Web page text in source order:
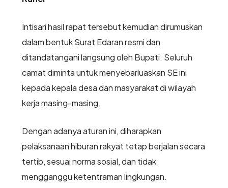
Intisari hasil rapat tersebut kemudian dirumuskan
dalam bentuk Surat Edaran resmi dan
ditandatangani langsung oleh Bupati. Seluruh
camat diminta untuk menyebarluaskan SE ini
kepada kepala desa dan masyarakat di wilayah
kerja masing-masing.
Dengan adanya aturan ini, diharapkan
pelaksanaan hiburan rakyat tetap berjalan secara
tertib, sesuai norma sosial, dan tidak
mengganggu ketentraman lingkungan.